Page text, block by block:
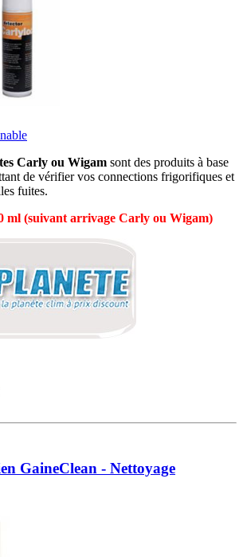
Carly ou Wigam sont des produits à base
de vérifier vos connections frigorifiques et
fuites.
ml (suivant arrivage Carly ou Wigam)
GaineClean - Nettoyage